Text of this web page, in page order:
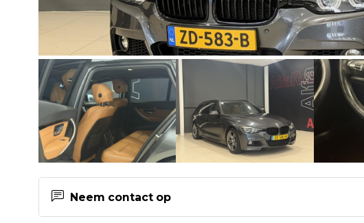
Neem contact op